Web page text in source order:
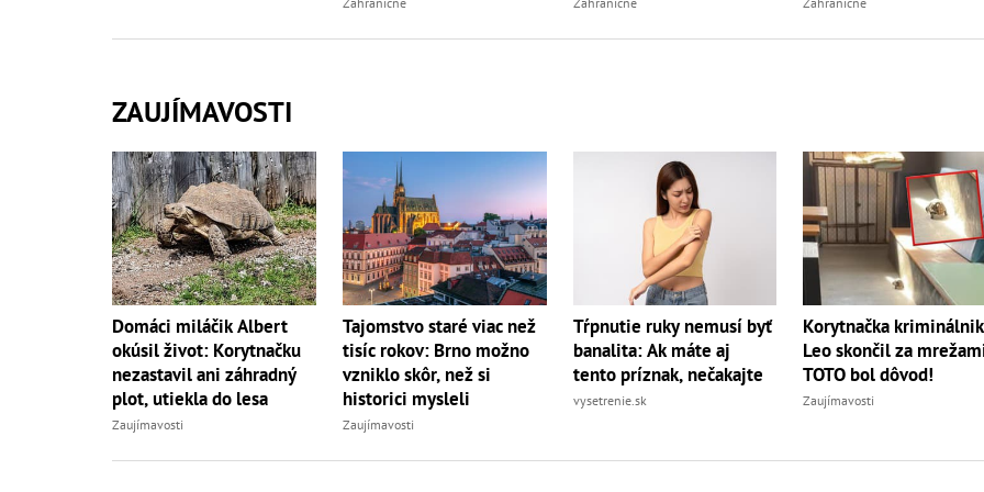
ZAUJÍMAVOSTI
Domáci miláčik Albert
okúsil život: Korytnačku
nezastavil ani záhradný
plot, utiekla do lesa
Zaujímavosti
Tajomstvo staré viac než
tisíc rokov: Brno možno
vzniklo skôr, než si
historici mysleli
Zaujímavosti
Tŕpnutie ruky nemusí byť
banalita: Ak máte aj
tento príznak, nečakajte
vysetrenie.sk
Korytnačka
Leo skončil za
TOTO bol dôvod!
Zaujímavosti